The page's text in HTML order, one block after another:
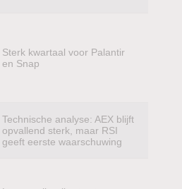
Sterk kwartaal voor Palantir
en Snap
Technische analyse: AEX blijft
opvallend sterk, maar RSI
geeft eerste waarschuwing